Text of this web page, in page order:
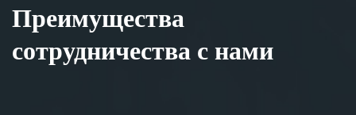
Преимущества
сотрудничества с нами